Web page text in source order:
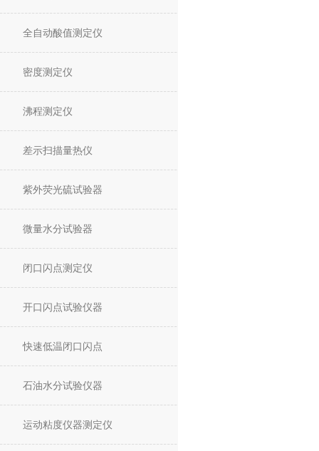
全自动酸值测定仪
密度测定仪
沸程测定仪
差示扫描量热仪
紫外荧光硫试验器
微量水分试验器
闭口闪点测定仪
开口闪点试验仪器
快速低温闭口闪点
石油水分试验仪器
运动粘度仪器测定仪